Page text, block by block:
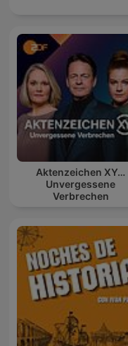
Aktenzeichen XY…
Unvergessene
Verbrechen